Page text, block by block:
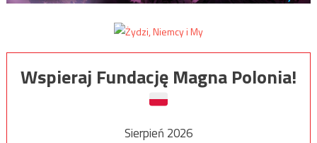
Wspieraj Fundację Magna Polonia!
Sierpień 2026